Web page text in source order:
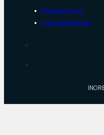
Kebijakan Privasi
Syarat dan Ketentuan